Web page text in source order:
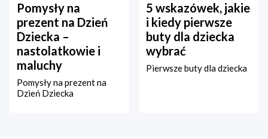
Pomysły na
prezent na Dzień
Dziecka –
nastolatkowie i
maluchy
Pomysły na prezent na
Dzień Dziecka
5 wskazówek, jakie
i kiedy pierwsze
buty dla dziecka
wybrać
Pierwsze buty dla dziecka